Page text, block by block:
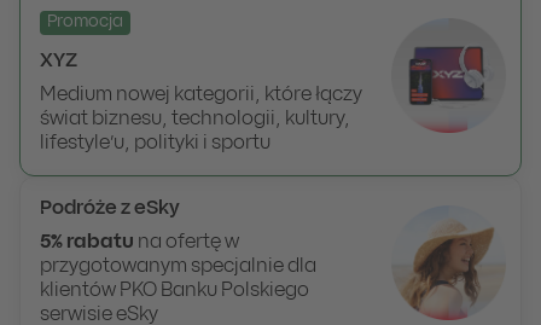
Promocja
XYZ
Medium nowej kategorii, które łączy
świat biznesu, technologii, kultury,
lifestyle’u, polityki i sportu
Podróże z eSky
5% rabatu na ofertę w
przygotowanym specjalnie dla
klientów PKO Banku Polskiego
serwisie eSky